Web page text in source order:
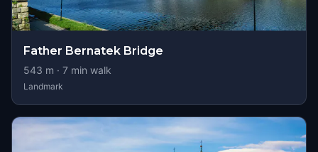
Father Bernatek Bridge
543 m · 7 min walk
Landmark